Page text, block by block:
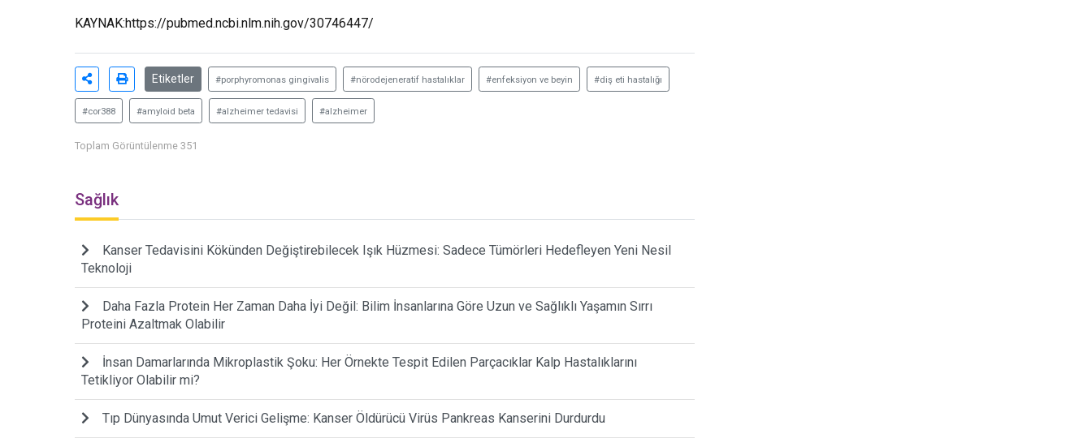
KAYNAK:https://pubmed.ncbi.nlm.nih.gov/30746447/
Etiketler #porphyromonas gingivalis #nörodejeneratif hastalıklar #enfeksiyon ve beyin #diş eti hastalığı
#cor388 #amyloid beta #alzheimer tedavisi #alzheimer
Toplam Görüntülenme 351
Sağlık
Kanser Tedavisini Kökünden Değiştirebilecek Işık Hüzmesi: Sadece Tümörleri Hedefleyen Yeni Nesil
Teknoloji
Daha Fazla Protein Her Zaman Daha İyi Değil: Bilim İnsanlarına Göre Uzun ve Sağlıklı Yaşamın Sırrı
Proteini Azaltmak Olabilir
İnsan Damarlarında Mikroplastik Şoku: Her Örnekte Tespit Edilen Parçacıklar Kalp Hastalıklarını
Tetikliyor Olabilir mi?
Tıp Dünyasında Umut Verici Gelişme: Kanser Öldürücü Virüs Pankreas Kanserini Durdurdu